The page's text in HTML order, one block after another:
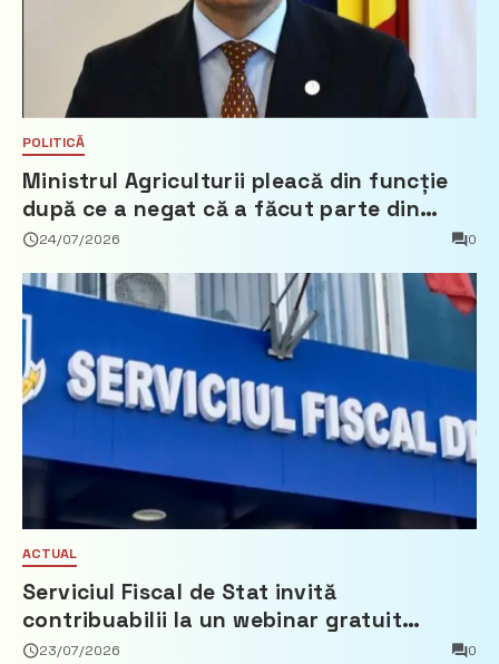
POLITICĂ
Ministrul Agriculturii pleacă din funcție
după ce a negat că a făcut parte din
Partidul Democrat
24/07/2026 0
ACTUAL
Serviciul Fiscal de Stat invită
contribuabilii la un webinar gratuit
privind calculul impozitului pe bunurile
23/07/2026 0